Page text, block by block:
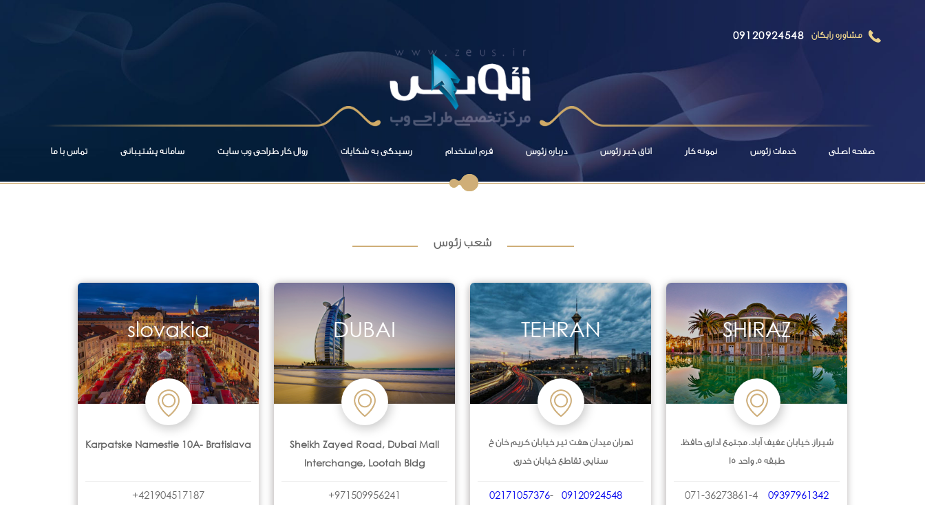
مشاوره رایگان 09120924548
صفحه اصلی خدمات زئوس نمونه کار اتاق خبر زئوس درباره زئوس فرم استخدام رسیدگی به شکایات روال کار طراحی وب سایت سامانه پشتیبانی تماس با ما
شعب زئوس
SHIRAZ
شیراز. خیابان عفیف آباد. مجتمع اداری حافظ.
طبقه 5. واحد 15
071-36273861-4 09397961342
TEHRAN
تهران میدان هفت تیر خیابان کریم خان خ
سنایی تقاطع خیابان خدری
02171057376- 09120924548
DUBAI
Sheikh Zayed Road, Dubai Mall
Interchange, Lootah Bldg
+971509956241
slovakia
Karpatske Namestie 10A- Bratislava
+421904517187